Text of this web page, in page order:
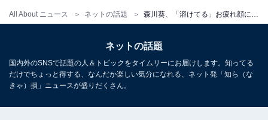
All About ニュース ネットの話題
ネットの話題
国内外のSNSで話題の人＆トピックをタイムリーにお届けします。知ってる
だけでちょっと得する、なんだか楽しい気分になれる、ネット発「知ら（な
きゃ）損」ニュースが盛りだくさん。